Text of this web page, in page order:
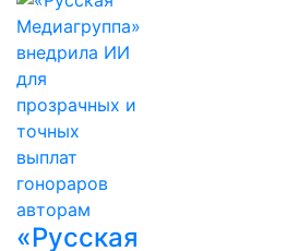
«Русская